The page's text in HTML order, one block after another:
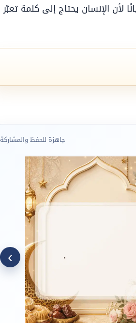
لأن الإنسان يحتاج إلى كلمة تعبّر
جاهزة للحفظ والمشاركة
›